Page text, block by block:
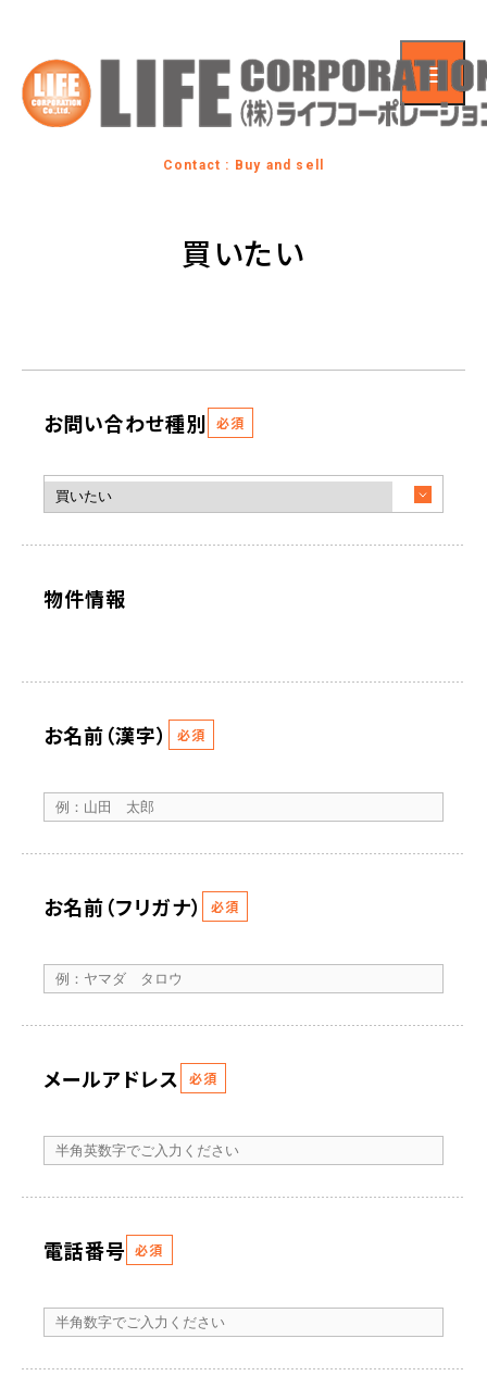
Contact : Buy and sell
買いたい
お問い合わせ種別 必須
物件情報
お名前（漢字） 必須
お名前（フリガナ） 必須
メールアドレス 必須
電話番号 必須